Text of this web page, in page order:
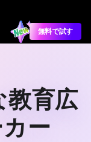
無料で試す
育広
ー